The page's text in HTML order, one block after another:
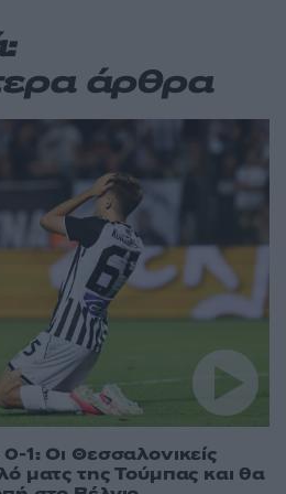
άρθρα
1: Οι Θεσσαλονικείς
ματς της Τούμπας και θα